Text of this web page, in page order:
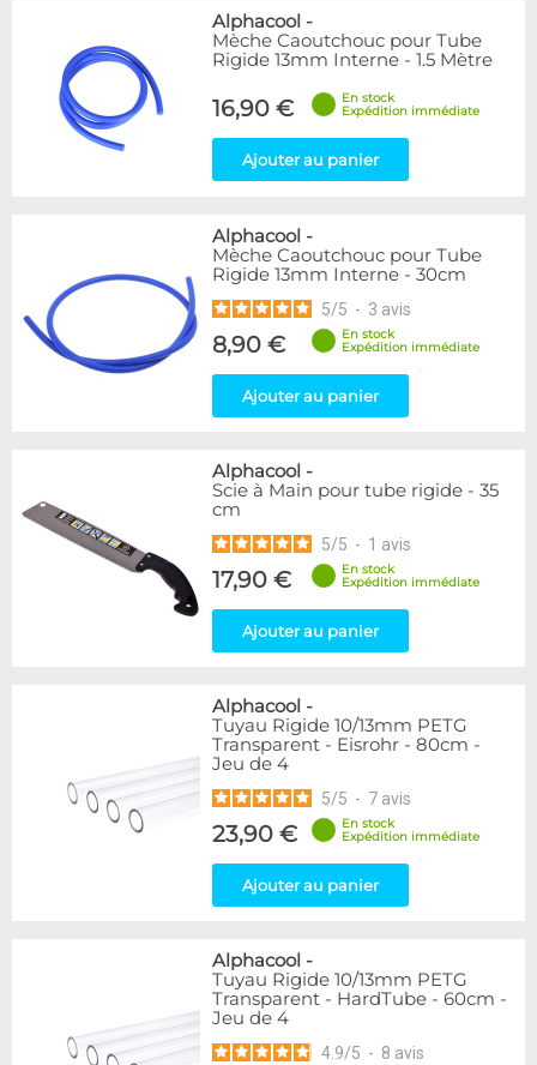
Alphacool -
Mèche Caoutchouc pour Tube
Rigide 13mm Interne - 1.5 Mètre
16,90 €
En stock
Expédition immédiate
Ajouter au panier
Alphacool -
Mèche Caoutchouc pour Tube
Rigide 13mm Interne - 30cm
5/5 - 3 avis
8,90 €
En stock
Expédition immédiate
Ajouter au panier
Alphacool -
Scie à Main pour tube rigide - 35
cm
5/5 - 1 avis
17,90 €
En stock
Expédition immédiate
Ajouter au panier
Alphacool -
Tuyau Rigide 10/13mm PETG
Transparent - Eisrohr - 80cm -
Jeu de 4
5/5 - 7 avis
23,90 €
En stock
Expédition immédiate
Ajouter au panier
Alphacool -
Tuyau Rigide 10/13mm PETG
Transparent - HardTube - 60cm -
Jeu de 4
4.9/5 - 8 avis